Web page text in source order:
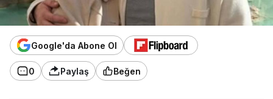
Google'da Abone Ol
0 Paylaş Beğen